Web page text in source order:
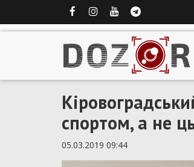
спортом, а не
05.03.2019 09:44